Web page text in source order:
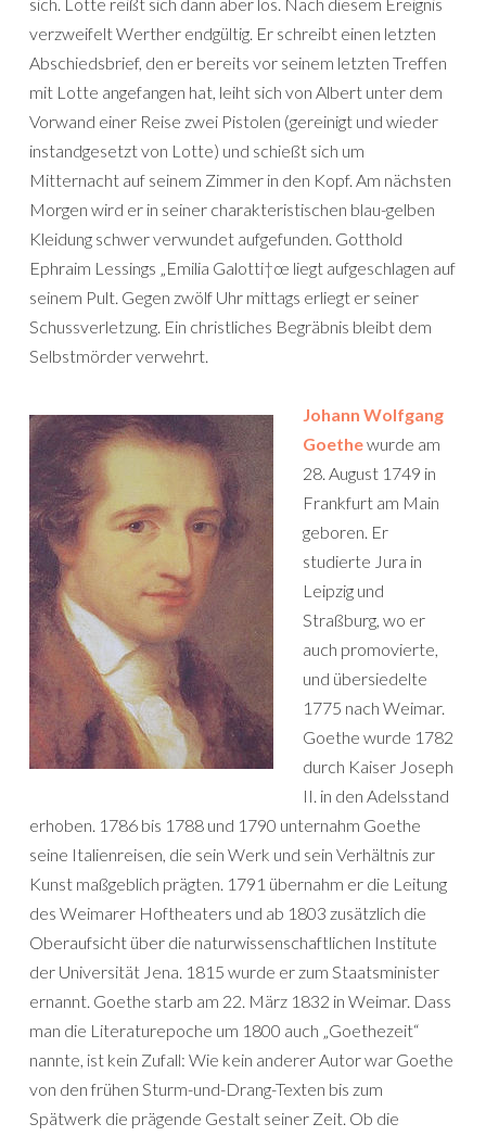
verzweifelt Werther endgültig. Er schreibt einen letzten
Abschiedsbrief, den er bereits vor seinem letzten Treffen
mit Lotte angefangen hat, leiht sich von Albert unter dem
Vorwand einer Reise zwei Pistolen (gereinigt und wieder
instandgesetzt von Lotte) und schießt sich um
Mitternacht auf seinem Zimmer in den Kopf. Am nächsten
Morgen wird er in seiner charakteristischen blau-gelben
Kleidung schwer verwundet aufgefunden. Gotthold
Ephraim Lessings „Emilia Galotti†œ liegt aufgeschlagen auf
seinem Pult. Gegen zwölf Uhr mittags erliegt er seiner
Schussverletzung. Ein christliches Begräbnis bleibt dem
Selbstmörder verwehrt.
Johann Wolfgang
Goethewurde am
28. August 1749 in
Frankfurt am Main
geboren. Er
studierte Jura in
Leipzig und
Straßburg, wo er
auch promovierte,
und übersiedelte
1775 nach Weimar.
Goethe wurde 1782
durch Kaiser Joseph
II. in den Adelsstand
erhoben. 1786 bis 1788 und 1790 unternahm Goethe
seine Italienreisen, die sein Werk und sein Verhältnis zur
Kunst maßgeblich prägten. 1791 übernahm er die Leitung
des Weimarer Hoftheaters und ab 1803 zusätzlich die
Oberaufsicht über die naturwissenschaftlichen Institute
der Universität Jena. 1815 wurde er zum Staatsminister
ernannt. Goethe starb am 22. März 1832 in Weimar. Dass
man die Literaturepoche um 1800 auch „Goethezeit“
nannte, ist kein Zufall: Wie kein anderer Autor war Goethe
von den frühen Sturm-und-Drang-Texten bis zum
Spätwerk die prägende Gestalt seiner Zeit. Ob die